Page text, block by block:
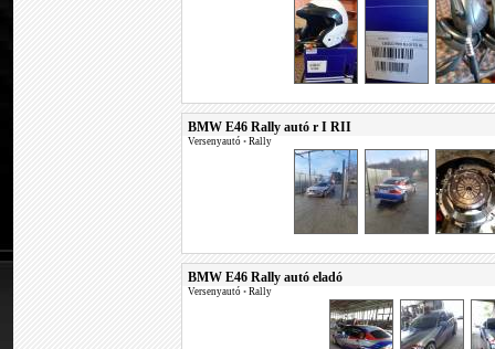
BMW E46 Rally autó r I RII
Versenyautó • Rally
BMW E46 Rally autó eladó
Versenyautó • Rally